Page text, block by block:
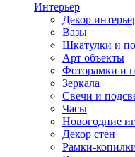
Интерьер
Декор
Вазы
Шкатулки и
Арт объекты
Фоторамки и
Зеркала
Свечи и
Часы
Новогодние
Декор стен
Рамки-